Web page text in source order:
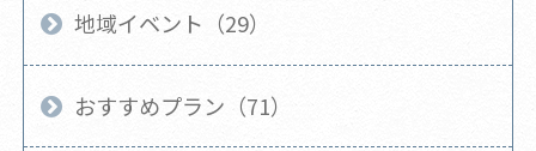
地域イベント（29）
おすすめプラン（71）